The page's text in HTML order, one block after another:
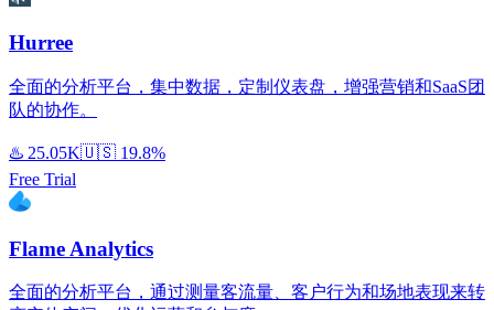
Hurree
全面的分析平台，集中数据，定制仪表盘，增强营销和SaaS团
队的协作。
♨️ 25.05K🇺🇸 19.8%
Free Trial
Flame Analytics
全面的分析平台，通过测量客流量、客户行为和场地表现来转